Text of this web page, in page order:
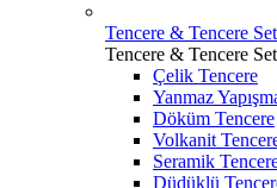
Tencere & Tencere
Tencere & Tencere
Çelik Tencere
Yanmaz
Döküm Tencere
Volkanit
Seramik
Düdüklü